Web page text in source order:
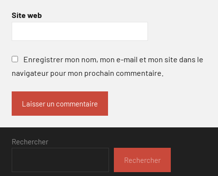
Site web
Enregistrer mon nom, mon e-mail et mon site dans le
navigateur pour mon prochain commentaire.
Rechercher
Rechercher